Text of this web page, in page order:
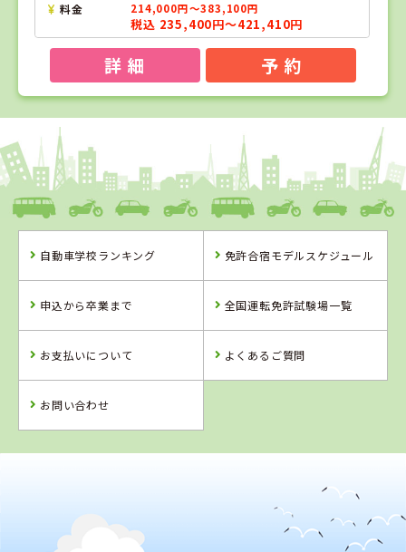
料金
214,000円～383,100円
税込 235,400円～421,410円
詳 細 予 約
1
香川県
かんおんじ自動車学校
詳 細 予 約
車学校
予 約
車学校
自動車学校ランキング 免許合宿モデルスケジュール
申込から卒業まで 全国運転免許試験場一覧
お支払いについて よくあるご質問
お問い合わせ